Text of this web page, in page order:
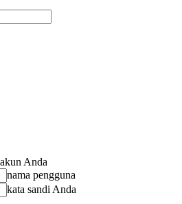
Anda
nama pengguna
kata sandi Anda